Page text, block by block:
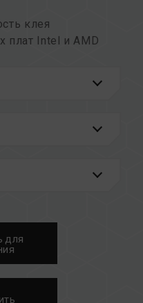
клея
плат Intel и AMD
платформ в
с разной
также различных
для